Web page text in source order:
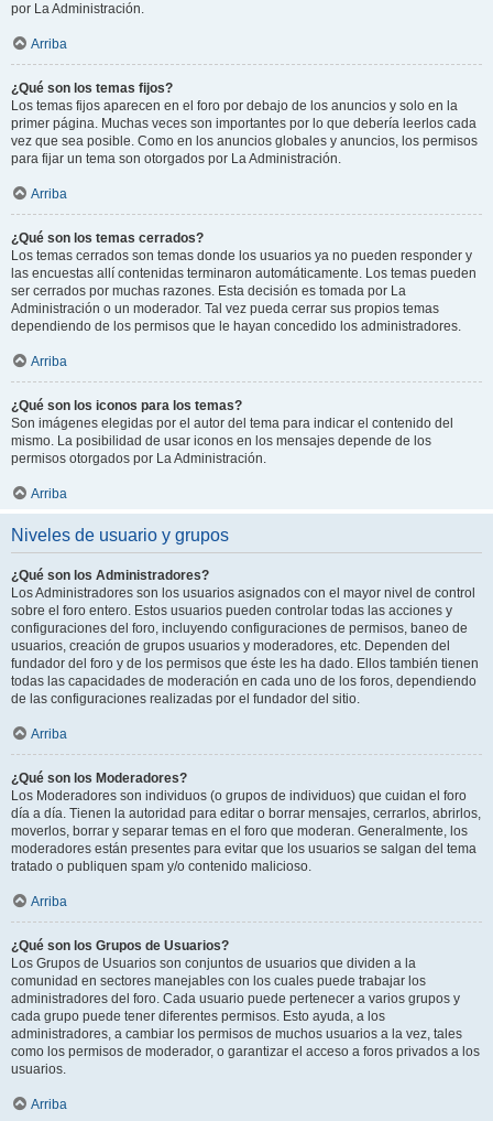
por La Administración.
Arriba
¿Qué son los temas fijos?
Los temas fijos aparecen en el foro por debajo de los anuncios y solo en la
primer página. Muchas veces son importantes por lo que debería leerlos cada
vez que sea posible. Como en los anuncios globales y anuncios, los permisos
para fijar un tema son otorgados por La Administración.
Arriba
¿Qué son los temas cerrados?
Los temas cerrados son temas donde los usuarios ya no pueden responder y
las encuestas allí contenidas terminaron automáticamente. Los temas pueden
ser cerrados por muchas razones. Esta decisión es tomada por La
Administración o un moderador. Tal vez pueda cerrar sus propios temas
dependiendo de los permisos que le hayan concedido los administradores.
Arriba
¿Qué son los iconos para los temas?
Son imágenes elegidas por el autor del tema para indicar el contenido del
mismo. La posibilidad de usar iconos en los mensajes depende de los
permisos otorgados por La Administración.
Arriba
Niveles de usuario y grupos
¿Qué son los Administradores?
Los Administradores son los usuarios asignados con el mayor nivel de control
sobre el foro entero. Estos usuarios pueden controlar todas las acciones y
configuraciones del foro, incluyendo configuraciones de permisos, baneo de
usuarios, creación de grupos usuarios y moderadores, etc. Dependen del
fundador del foro y de los permisos que éste les ha dado. Ellos también tienen
todas las capacidades de moderación en cada uno de los foros, dependiendo
de las configuraciones realizadas por el fundador del sitio.
Arriba
¿Qué son los Moderadores?
Los Moderadores son individuos (o grupos de individuos) que cuidan el foro
día a día. Tienen la autoridad para editar o borrar mensajes, cerrarlos, abrirlos,
moverlos, borrar y separar temas en el foro que moderan. Generalmente, los
moderadores están presentes para evitar que los usuarios se salgan del tema
tratado o publiquen spam y/o contenido malicioso.
Arriba
¿Qué son los Grupos de Usuarios?
Los Grupos de Usuarios son conjuntos de usuarios que dividen a la
comunidad en sectores manejables con los cuales puede trabajar los
administradores del foro. Cada usuario puede pertenecer a varios grupos y
cada grupo puede tener diferentes permisos. Esto ayuda, a los
administradores, a cambiar los permisos de muchos usuarios a la vez, tales
como los permisos de moderador, o garantizar el acceso a foros privados a los
usuarios.
Arriba